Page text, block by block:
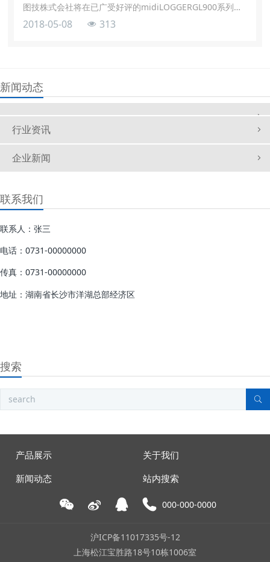
图技株式会社将在已广受好评的midiLOGGERGL900系列数
据记录仪的基础上，推出相对在高电压测量上安全性更高的
2018-05-08 313
新闻动态
行业资讯
企业新闻
联系我们
联系人：张三
电话：0731-00000000
传真：0731-00000000
地址：湖南省长沙市洋湖总部经济区
搜索
产品展示
关于我们
新闻动态
站内搜索
000-000-0000
沪ICP备11017335号-12
上海松江宝胜路18号10栋1006室